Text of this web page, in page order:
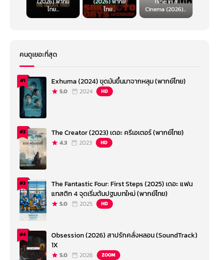
ไทย...
ไทย...
Cinema (2026)...
คนดูเยอะที่สุด
#1 Exhuma (2024) ขุดมันขึ้นมาจากหลุม (พากย์ไทย)
5.0 2024 HD
#2 The Creator (2023) เดอะ ครีเอเตอร์ (พากย์ไทย)
4.3 2023 HD
#3
The Fantastic Four: First Steps (2025) เดอะ แฟน
แทสติก 4 จุดเริ่มต้นปฐมบทใหม่ (พากย์ไทย)
5.0 2025 HD
#4
Obsession (2026) สาปรักคลั่งหลอน (SoundTrack)
1X
5.0 2026 ZOOM